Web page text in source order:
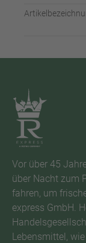
Vor über 45
über Nacht zum
fahren, um
express GmbH.
Lebensmittel,